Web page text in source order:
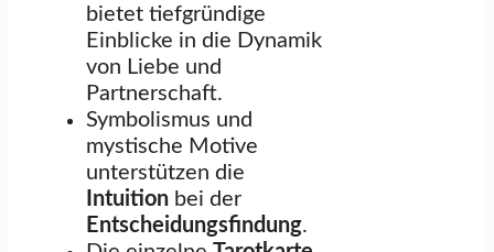
bietet tiefgründige
Einblicke in die Dynamik
von Liebe und
Partnerschaft.
Symbolismus und
mystische Motive
unterstützen die
Intuition bei der
Entscheidungsfindung.